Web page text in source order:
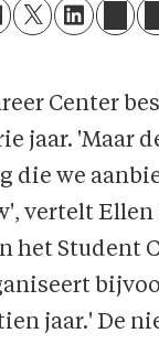
Center
jaar. 'Maar
die we
vertelt Ellen
het Student
jaar.' De